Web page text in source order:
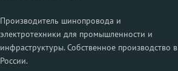
Производитель шинопровода и
электротехники для промышленности и
инфраструктуры. Собственное производство в
России.